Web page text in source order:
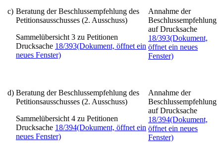
c) Beratung der Beschlussempfehlung des
Petitionsausschusses (2. Ausschuss)
Sammelübersicht 3 zu Petitionen
Drucksache 18/393(Dokument, öffnet ein
neues Fenster)
Annahme der
Beschlussempfehlung
auf Drucksache
18/393(Dokument,
öffnet ein neues
Fenster)
d) Beratung der Beschlussempfehlung des
Petitionsausschusses (2. Ausschuss)
Sammelübersicht 4 zu Petitionen
Drucksache 18/394(Dokument, öffnet ein
neues Fenster)
Annahme der
Beschlussempfehlung
auf Drucksache
18/394(Dokument,
öffnet ein neues
Fenster)